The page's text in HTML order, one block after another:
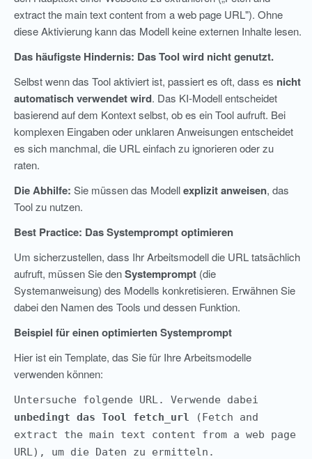
extract the main text content from a web page URL"). Ohne
diese Aktivierung kann das Modell keine externen Inhalte lesen.
Das häufigste Hindernis: Das Tool wird nicht genutzt.
Selbst wenn das Tool aktiviert ist, passiert es oft, dass es nicht
automatisch verwendet wird. Das KI-Modell entscheidet
basierend auf dem Kontext selbst, ob es ein Tool aufruft. Bei
komplexen Eingaben oder unklaren Anweisungen entscheidet
es sich manchmal, die URL einfach zu ignorieren oder zu
raten.
Die Abhilfe: Sie müssen das Modellexplizit anweisen, das
Tool zu nutzen.
Best Practice: Das Systemprompt optimieren
Um sicherzustellen, dass Ihr Arbeitsmodell die URL tatsächlich
aufruft, müssen Sie denSystemprompt (die
Systemanweisung) des Modells konkretisieren. Erwähnen Sie
dabei den Namen des Tools und dessen Funktion.
Beispiel für einen optimierten Systemprompt
Hier ist ein Template, das Sie für Ihre Arbeitsmodelle
verwenden können:
Untersuche folgende URL. Verwende dabei
unbedingt das Tool fetch_url (Fetch and
extract the main text content from a web page
URL), um die Daten zu ermitteln.